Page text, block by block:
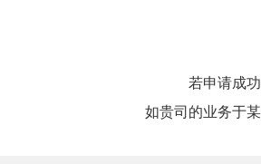
若申请成
如贵司的业务于